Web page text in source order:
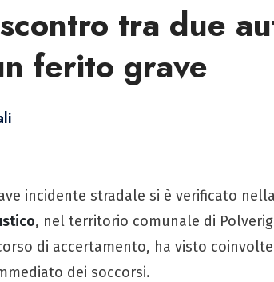
tra due
ferito grave
incidente stradale si è verificato
, nel territorio comunale di
di accertamento, ha visto
dei soccorsi.